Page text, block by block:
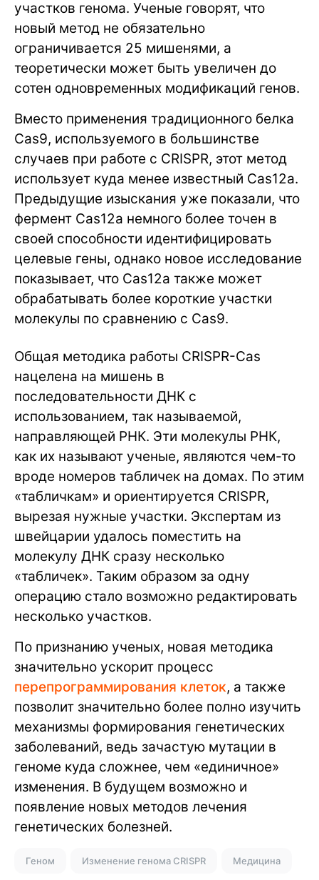
участков генома. Ученые говорят, что
новый метод не обязательно
ограничивается 25 мишенями, а
теоретически может быть увеличен до
сотен одновременных модификаций генов.
Вместо применения традиционного белка
Cas9, используемого в большинстве
случаев при работе с CRISPR, этот метод
использует куда менее известный Cas12a.
Предыдущие изыскания уже показали, что
фермент Cas12a немного более точен в
своей способности идентифицировать
целевые гены, однако новое исследование
показывает, что Cas12a также может
обрабатывать более короткие участки
молекулы по сравнению с Cas9.
Общая методика работы CRISPR-Cas
нацелена на мишень в
последовательности ДНК с
использованием, так называемой,
направляющей РНК. Эти молекулы РНК,
как их называют ученые, являются чем-то
вроде номеров табличек на домах. По этим
«табличкам» и ориентируется CRISPR,
вырезая нужные участки. Экспертам из
швейцарии удалось поместить на
молекулу ДНК сразу несколько
«табличек». Таким образом за одну
операцию стало возможно редактировать
несколько участков.
По признанию ученых, новая методика
значительно ускорит процесс
перепрограммирования клеток, а также
позволит значительно более полно изучить
механизмы формирования генетических
заболеваний, ведь зачастую мутации в
геноме куда сложнее, чем «единичное»
изменения. В будущем возможно и
появление новых методов лечения
генетических болезней.
Геном Изменение генома CRISPR Медицина